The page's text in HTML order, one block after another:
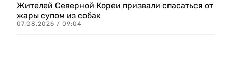
Жителей Северной Кореи призвали спасаться от
жары супом из собак
07.08.2026 / 09:04